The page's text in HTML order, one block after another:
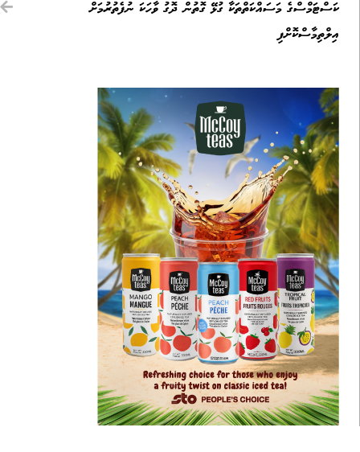
ކަސްޓަމްސްގެ މަސައްކަތްތަކާ ގުޅޭ ގޮތުން ދޮގު ވާހަކަ ނުފެތުރުމަށް
އިލްތިމާސްކޮށްފި